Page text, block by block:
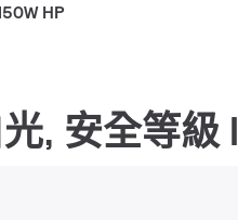
HP
, 安全等級 I